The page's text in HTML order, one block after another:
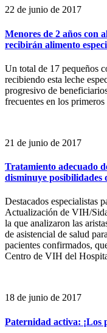
22 de junio de 2017
Menores de 2 años con
recibirán alimento
Un total de 17 pequeños
recibiendo esta leche
progresivo de
frecuentes en los
21 de junio de 2017
Tratamiento adecuado
disminuye posibilidades
Destacados especialistas
Actualización de VIH/
la que analizaron las
de asistencial de salud
pacientes confirmados,
Centro de VIH del
18 de junio de 2017
Paternidad activa: ¡Los